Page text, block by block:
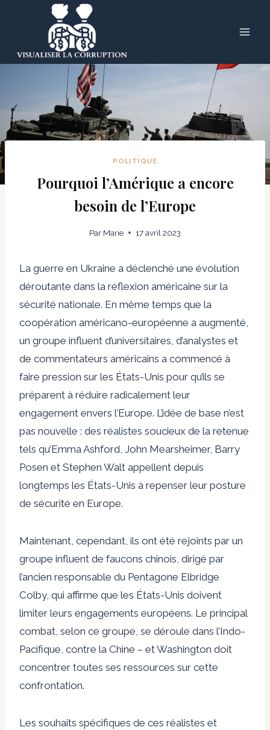
POLITIQUE
Pourquoi l’Amérique a encore
besoin de l’Europe
Par Marie 17 avril 2023
La guerre en Ukraine a déclenché une évolution
déroutante dans la réflexion américaine sur la
sécurité nationale. En même temps que la
coopération américano-européenne a augmenté,
un groupe influent d’universitaires, d’analystes et
de commentateurs américains a commencé à
faire pression sur les États-Unis pour qu’ils se
préparent à réduire radicalement leur
engagement envers l’Europe. L’idée de base n’est
pas nouvelle : des réalistes soucieux de la retenue
tels qu’Emma Ashford, John Mearsheimer, Barry
Posen et Stephen Walt appellent depuis
longtemps les États-Unis à repenser leur posture
de sécurité en Europe.
Maintenant, cependant, ils ont été rejoints par un
groupe influent de faucons chinois, dirigé par
l’ancien responsable du Pentagone Elbridge
Colby, qui affirme que les États-Unis doivent
limiter leurs engagements européens. Le principal
combat, selon ce groupe, se déroule dans l’Indo-
Pacifique, contre la Chine – et Washington doit
concentrer toutes ses ressources sur cette
confrontation.
Les souhaits spécifiques de ces réalistes et